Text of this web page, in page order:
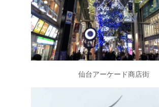
仙台アーケード商店街